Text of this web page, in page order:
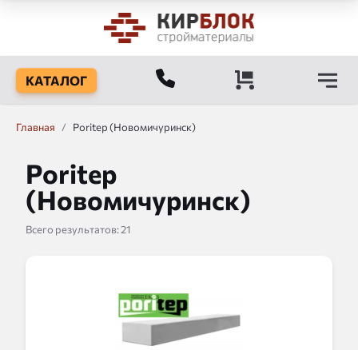
КАТАЛОГ
Главная / Poritep (Новомичуринск)
Poritep
(Новомичуринск)
Всего результатов:21